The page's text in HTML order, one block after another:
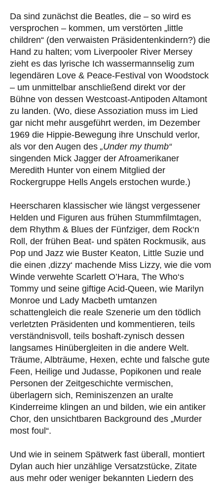
Da sind zunächst die Beatles, die – so wird es
versprochen – kommen, um verstörten „little
children“ (den verwaisten Präsidentenkindern?) die
Hand zu halten; vom Liverpooler River Mersey
zieht es das lyrische Ich wassermannselig zum
legendären Love & Peace-Festival von Woodstock
– um unmittelbar anschließend direkt vor der
Bühne von dessen Westcoast-Antipoden Altamont
zu landen. (Wo, diese Assoziation muss im Lied
gar nicht mehr ausgeführt werden, im Dezember
1969 die Hippie-Bewegung ihre Unschuld verlor,
als vor den Augen des „Under my thumb“
singenden Mick Jagger der Afroamerikaner
Meredith Hunter von einem Mitglied der
Rockergruppe Hells Angels erstochen wurde.)
Heerscharen klassischer wie längst vergessener
Helden und Figuren aus frühen Stummfilmtagen,
dem Rhythm & Blues der Fünfziger, dem Rock‘n
Roll, der frühen Beat- und späten Rockmusik, aus
Pop und Jazz wie Buster Keaton, Little Suzie und
die einen ‚dizzy‘ machende Miss Lizzy, wie die vom
Winde verwehte Scarlett O’Hara, The Who‘s
Tommy und seine giftige Acid-Queen, wie Marilyn
Monroe und Lady Macbeth umtanzen
schattengleich die reale Szenerie um den tödlich
verletzten Präsidenten und kommentieren, teils
verständnisvoll, teils boshaft-zynisch dessen
langsames Hinübergleiten in die andere Welt.
Träume, Albträume, Hexen, echte und falsche gute
Feen, Heilige und Judasse, Popikonen und reale
Personen der Zeitgeschichte vermischen,
überlagern sich, Reminiszenzen an uralte
Kinderreime klingen an und bilden, wie ein antiker
Chor, den unsichtbaren Background des „Murder
most foul“.
Und wie in seinem Spätwerk fast überall, montiert
Dylan auch hier unzählige Versatzstücke, Zitate
aus mehr oder weniger bekannten Liedern des